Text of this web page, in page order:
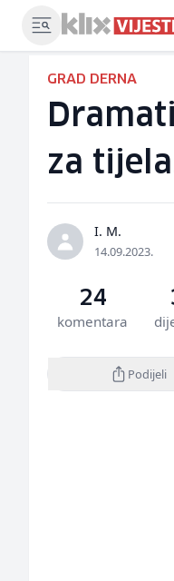
GRAD DERNA
za
I. M.
14.09.2023.
24
komentara
Podijeli